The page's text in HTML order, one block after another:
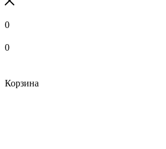
0
0
Корзина